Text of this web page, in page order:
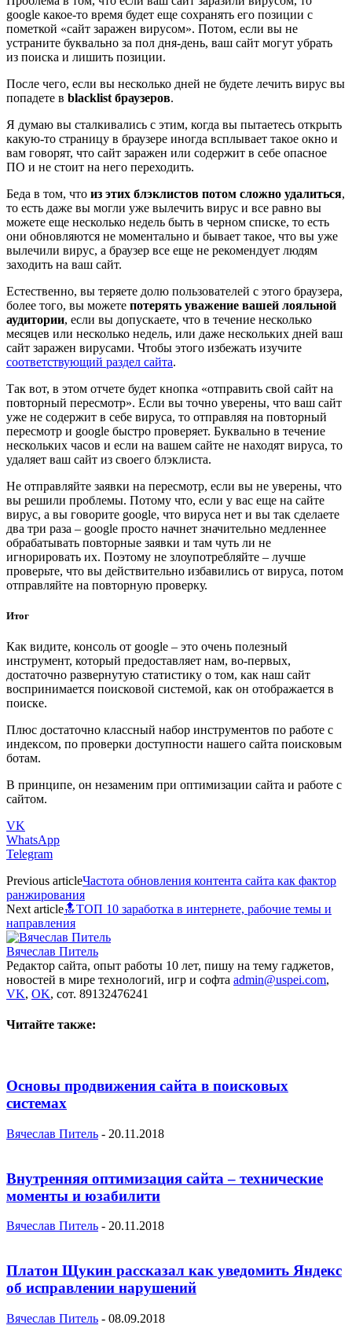
google какое-то время будет еще сохранять его позиции с
пометкой «сайт заражен вирусом». Потом, если вы не
устраните буквально за пол дня-день, ваш сайт могут убрать
из поиска и лишить позиции.
После чего, если вы несколько дней не будете лечить вирус вы
попадете в blacklist браузеров.
Я думаю вы сталкивались с этим, когда вы пытаетесь открыть
какую-то страницу в браузере иногда всплывает такое окно и
вам говорят, что сайт заражен или содержит в себе опасное
ПО и не стоит на него переходить.
Беда в том, что из этих блэклистов потом сложно удалиться,
то есть даже вы могли уже вылечить вирус и все равно вы
можете еще несколько недель быть в черном списке, то есть
они обновляются не моментально и бывает такое, что вы уже
вылечили вирус, а браузер все еще не рекомендует людям
заходить на ваш сайт.
Естественно, вы теряете долю пользователей с этого браузера,
более того, вы можете потерять уважение вашей лояльной
аудитории, если вы допускаете, что в течение несколько
месяцев или несколько недель, или даже нескольких дней ваш
сайт заражен вирусами. Чтобы этого избежать изучите
соответствующий раздел сайта.
Так вот, в этом отчете будет кнопка «отправить свой сайт на
повторный пересмотр». Если вы точно уверены, что ваш сайт
уже не содержит в себе вируса, то отправляя на повторный
пересмотр и google быстро проверяет. Буквально в течение
нескольких часов и если на вашем сайте не находят вируса, то
удаляет ваш сайт из своего блэклиста.
Не отправляйте заявки на пересмотр, если вы не уверены, что
вы решили проблемы. Потому что, если у вас еще на сайте
вирус, а вы говорите google, что вируса нет и вы так сделаете
два три раза – google просто начнет значительно медленнее
обрабатывать повторные заявки и там чуть ли не
игнорировать их. Поэтому не злоупотребляйте – лучше
проверьте, что вы действительно избавились от вируса, потом
отправляйте на повторную проверку.
Итог
Как видите, консоль от google – это очень полезный
инструмент, который предоставляет нам, во-первых,
достаточно развернутую статистику о том, как наш сайт
воспринимается поисковой системой, как он отображается в
поиске.
Плюс достаточно классный набор инструментов по работе с
индексом, по проверки доступности нашего сайта поисковым
ботам.
В принципе, он незаменим при оптимизации сайта и работе с
сайтом.
VK
WhatsApp
Telegram
Previous articleЧастота обновления контента сайта как фактор
ранжирования
Next article🔝ТОП 10 заработка в интернете, рабочие темы и
направления
Вячеслав Питель
Редактор сайта, опыт работы 10 лет, пишу на тему гаджетов,
новостей в мире технологий, игр и софта admin@uspei.com,
VK, OK, сот. 89132476241
Читайте также:
Основы продвижения сайта в поисковых
системах
Вячеслав Питель - 20.11.2018
Внутренняя оптимизация сайта – технические
моменты и юзабилити
Вячеслав Питель - 20.11.2018
Платон Щукин рассказал как уведомить Яндекс
об исправлении нарушений
Вячеслав Питель - 08.09.2018